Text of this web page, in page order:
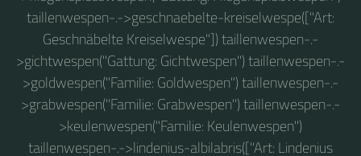
taillenwespen-.->geschnaebelte-kreiselwespe(["Art:
Geschnäbelte Kreiselwespe"]) taillenwespen-.-
>gichtwespen("Gattung: Gichtwespen") taillenwespen-.-
>goldwespen("Familie: Goldwespen") taillenwespen-.-
>grabwespen("Familie: Grabwespen") taillenwespen-.-
>keulenwespen("Familie: Keulenwespen")
taillenwespen-.->lindenius-albilabris(["Art: Lindenius